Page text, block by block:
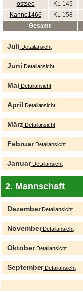
ostsee
KL 145
Kanne1466
KL 158
Gesamt
Juli Detailansicht
Juni Detailansicht
Mai Detailansicht
April Detailansicht
MärzDetailansicht
FebruarDetailansicht
JanuarDetailansicht
2. Mannschaft
DezemberDetailansicht
NovemberDetailansicht
OktoberDetailansicht
SeptemberDetailansicht